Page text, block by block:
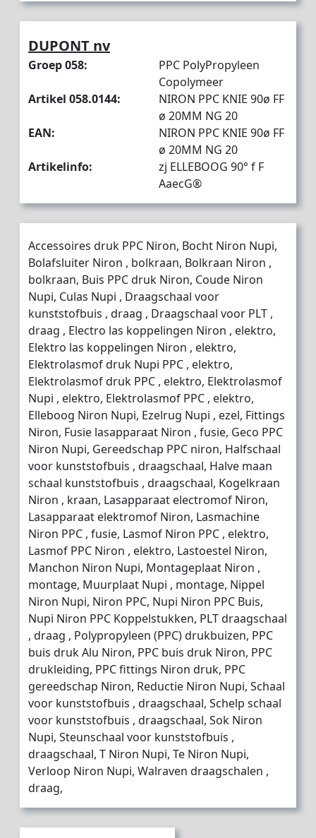
DUPONT nv
Groep 058:
PPC PolyPropyleen
Copolymeer
Artikel 058.0144:
NIRON PPC KNIE 90ø FF
ø 20MM NG 20
EAN:
NIRON PPC KNIE 90ø FF
ø 20MM NG 20
Artikelinfo:
zj ELLEBOOG 90° f F
AaecG®
Accessoires druk PPC Niron, Bocht Niron Nupi,
Bolafsluiter Niron , bolkraan, Bolkraan Niron ,
bolkraan, Buis PPC druk Niron, Coude Niron
Nupi, Culas Nupi , Draagschaal voor
kunststofbuis , draag , Draagschaal voor PLT ,
draag , Electro las koppelingen Niron , elektro,
Elektro las koppelingen Niron , elektro,
Elektrolasmof druk Nupi PPC , elektro,
Elektrolasmof druk PPC , elektro, Elektrolasmof
Nupi , elektro, Elektrolasmof PPC , elektro,
Elleboog Niron Nupi, Ezelrug Nupi , ezel, Fittings
Niron, Fusie lasapparaat Niron , fusie, Geco PPC
Niron Nupi, Gereedschap PPC niron, Halfschaal
voor kunststofbuis , draagschaal, Halve maan
schaal kunststofbuis , draagschaal, Kogelkraan
Niron , kraan, Lasapparaat electromof Niron,
Lasapparaat elektromof Niron, Lasmachine
Niron PPC , fusie, Lasmof Niron PPC , elektro,
Lasmof PPC Niron , elektro, Lastoestel Niron,
Manchon Niron Nupi, Montageplaat Niron ,
montage, Muurplaat Nupi , montage, Nippel
Niron Nupi, Niron PPC, Nupi Niron PPC Buis,
Nupi Niron PPC Koppelstukken, PLT draagschaal
, draag , Polypropyleen (PPC) drukbuizen, PPC
buis druk Alu Niron, PPC buis druk Niron, PPC
drukleiding, PPC fittings Niron druk, PPC
gereedschap Niron, Reductie Niron Nupi, Schaal
voor kunststofbuis , draagschaal, Schelp schaal
voor kunststofbuis , draagschaal, Sok Niron
Nupi, Steunschaal voor kunststofbuis ,
draagschaal, T Niron Nupi, Te Niron Nupi,
Verloop Niron Nupi, Walraven draagschalen ,
draag,